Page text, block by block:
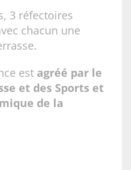
3 réfectoires
chacun une
est agréé par le
et des Sports et
de la